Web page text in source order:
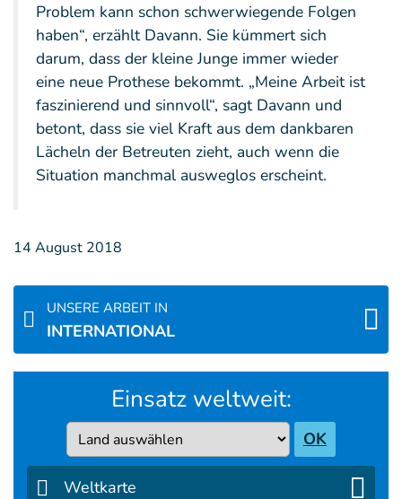
Problem kann schon schwerwiegende Folgen
haben“, erzählt Davann. Sie kümmert sich
darum, dass der kleine Junge immer wieder
eine neue Prothese bekommt. „Meine Arbeit ist
faszinierend und sinnvoll“, sagt Davann und
betont, dass sie viel Kraft aus dem dankbaren
Lächeln der Betreuten zieht, auch wenn die
Situation manchmal ausweglos erscheint.
14 August 2018
UNSERE ARBEIT IN
INTERNATIONAL
Einsatz weltweit:
Country OK
Weltkarte